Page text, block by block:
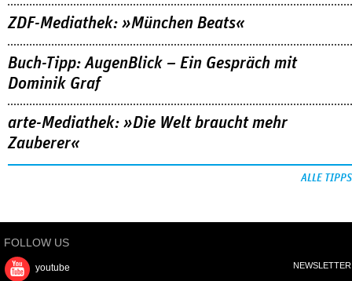
ZDF-Mediathek: »München Beats«
Buch-Tipp: AugenBlick – Ein Gespräch mit
Dominik Graf
arte-Mediathek: »Die Welt braucht mehr
Zauberer«
ALLE TIPPS
FOLLOW US
youtube NEWSLETTER